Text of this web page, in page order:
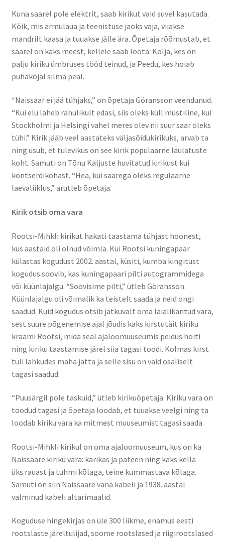
Kuna saarel pole elektrit, saab kirikut vaid suvel kasutada.
Kõik, mis armulaua ja teenistuse jaoks vaja, viiakse
mandrilt kaasa ja tuuakse jälle ära. Õpetaja rõõmustab, et
saarel on kaks meest, kellele saab loota: Kolja, kes on
palju kiriku ümbruses tööd teinud, ja Peedu, kes hoiab
pühakojal silma peal.
“Naissaar ei jää tühjaks,” on õpetaja Göransson veendunud.
“Kui elu läheb rahulikult edasi, siis oleks küll müstiline, kui
Stockholmi ja Helsingi vahel meres olev nii suur saar oleks
tühi.” Kirik jääb veel aastateks väljasõidukirikuks, arvab ta
ning usub, et tulevikus on see kirik populaarne laulatuste
koht. Samuti on Tõnu Kaljuste huvitatud kirikust kui
kontserdikohast. “Hea, kui saarega oleks regulaarne
laevaliiklus,” arutleb õpetaja.
Kirik otsib oma vara
Rootsi-Mihkli kirikut hakati taastama tühjast hoonest,
kus aastaid oli olnud võimla. Kui Rootsi kuningapaar
külastas kogudust 2002. aastal, küsiti, kumba kingitust
kogudus soovib, kas kuningapaari pilti autogrammidega
või küünlajalgu. “Soovisime pilti,” ütleb Göransson.
Küünlajalgu oli võimalik ka teistelt saada ja neid ongi
saadud. Kuid kogudus otsib jätkuvalt oma laialikantud vara,
sest suure põgenemise ajal jõudis kaks kirstutäit kiriku
kraami Rootsi, mida seal ajaloomuuseumis peidus hoiti
ning kiriku taastamise järel siia tagasi toodi. Kolmas kirst
tuli lahkudes maha jätta ja selle sisu on vaid osaliselt
tagasi saadud.
“Puusärgil pole taskuid,” ütleb kirikuõpetaja. Kiriku vara on
toodud tagasi ja õpetaja loodab, et tuuakse veelgi ning ta
loodab kiriku vara ka mitmest muuseumist tagasi saada.
Rootsi-Mihkli kirikul on oma ajaloomuuseum, kus on ka
Naissaare kiriku vara: karikas ja pateen ning kaks kella –
üks rauast ja tuhmi kõlaga, teine kummastava kõlaga.
Samuti on siin Naissaare vana kabeli ja 1938. aastal
valminud kabeli altarimaalid.
Koguduse hingekirjas on üle 300 liikme, enamus eesti
rootslaste järeltulijad, soome rootslased ja riigirootslased